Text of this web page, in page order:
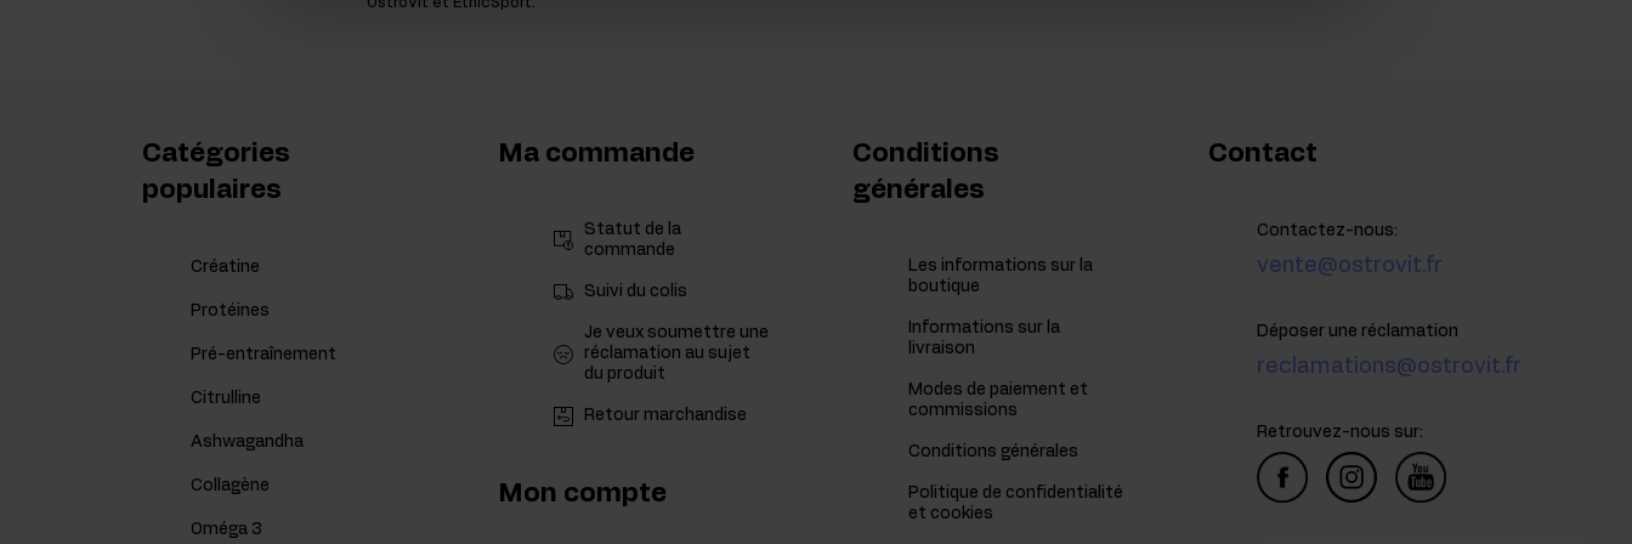
OstroVit et EthicSport.
Catégories
populaires
Créatine
Protéines
Pré-entraînement
Citrulline
Ashwagandha
Collagène
Oméga 3
Ma commande
Statut de la
commande
Suivi du colis
Je veux soumettre une
réclamation au sujet
du produit
Retour marchandise
Mon compte
Conditions
générales
Les informations sur la
boutique
Informations sur la
livraison
Modes de paiement et
commissions
Conditions générales
Politique de confidentialité
et cookies
Contact
Contactez-nous:
vente@ostrovit.fr
Déposer une réclamation
reclamations@ostrovit.fr
Retrouvez-nous sur: